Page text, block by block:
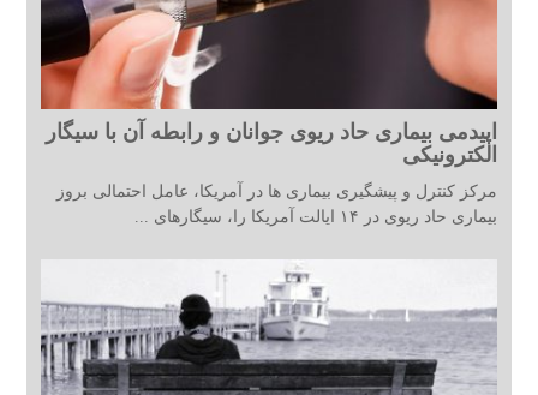
اپیدمی بیماری حاد ریوی جوانان و رابطه آن با سیگار
الکترونیکی
مرکز کنترل و پیشگیری بیماری ها در آمریکا، عامل احتمالی بروز
بیماری حاد ریوی در ۱۴ ایالت آمریکا را، سیگارهای ...